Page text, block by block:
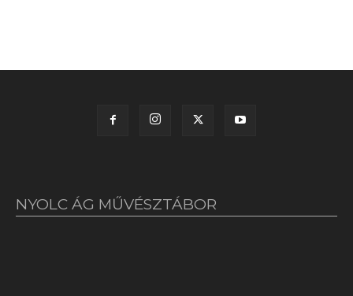
NYOLC ÁG MŰVÉSZTÁBOR